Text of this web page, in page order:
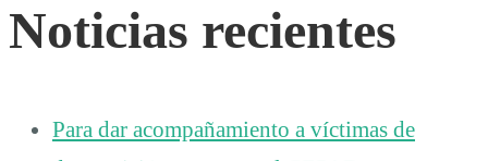
Noticias recientes
Para dar acompañamiento a víctimas de